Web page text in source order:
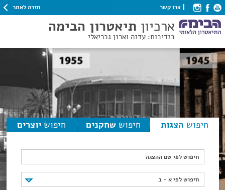
צרו קשר חזרה לאתר
ארכיון תיאטרון הבימה
בנדיבות: עדנה וארנן גבריאלי
חיפוש הצגות חיפוש שחקנים חיפוש יוצרים
חיפוש לפי שם ההצגה
חיפוש לפי א - ב
חיפוש לפי א - ב